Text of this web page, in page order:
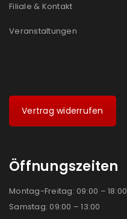
Filiale & Kontakt
Veranstaltungen
Vertrag widerrufen
Öffnungszeiten
Montag-Freitag: 09:00 – 18:00
Samstag: 09:00 – 13:00